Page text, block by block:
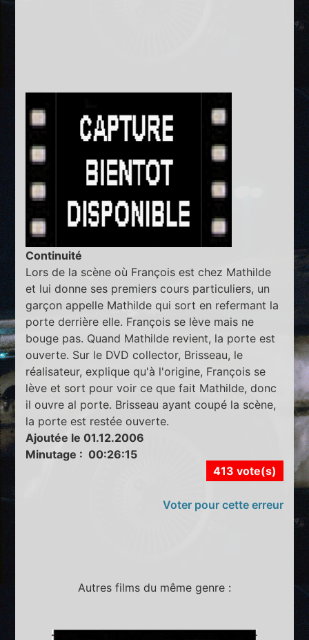
Continuité
Lors de la scène où François est chez Mathilde
et lui donne ses premiers cours particuliers, un
garçon appelle Mathilde qui sort en refermant la
porte derrière elle. François se lève mais ne
bouge pas. Quand Mathilde revient, la porte est
ouverte. Sur le DVD collector, Brisseau, le
réalisateur, explique qu'à l'origine, François se
lève et sort pour voir ce que fait Mathilde, donc
il ouvre al porte. Brisseau ayant coupé la scène,
la porte est restée ouverte.
Ajoutée le 01.12.2006
Minutage : 00:26:15
413 vote(s)
Voter pour cette erreur
Autres films du même genre :